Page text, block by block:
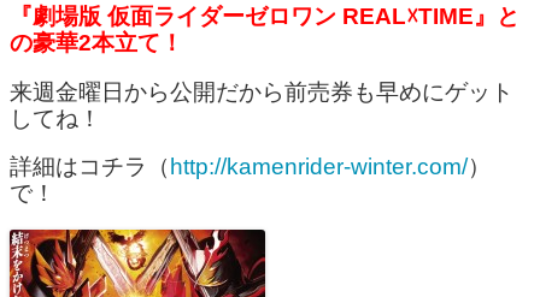
『劇場版 仮面ライダーゼロワン REAL☓TIME』と
の豪華2本立て！
来週金曜日から公開だから前売券も早めにゲット
してね！
詳細はコチラ（ http://kamenrider-winter.com/）
で！